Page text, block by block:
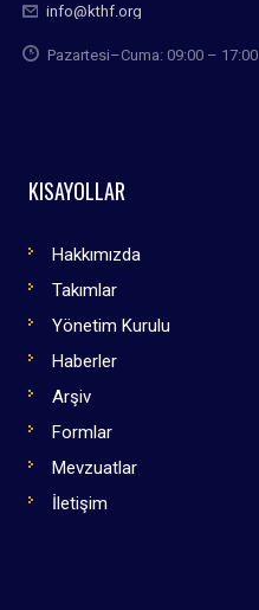
info@kthf.org
Pazartesi–Cuma: 09:00 – 17:00
KISAYOLLAR
Hakkımızda
Takımlar
Yönetim Kurulu
Haberler
Arşiv
Formlar
Mevzuatlar
İletişim